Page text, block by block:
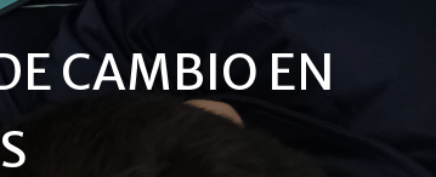
CAMBIO EN